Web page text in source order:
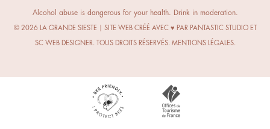
Alcohol abuse is dangerous for your health. Drink in moderation.
© 2026 LA GRANDE SIESTE | SITE WEB CRÉÉ AVEC ♥ PAR PANTASTIC STUDIOET
SC WEB DESIGNER. TOUS DROITS RÉSERVÉS. MENTIONS LÉGALES.